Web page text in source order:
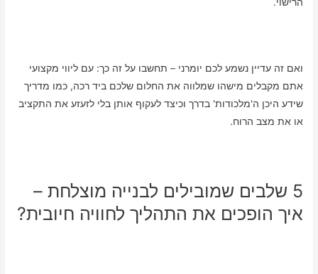
ואם זה עדיין נשמע לכם יומרני – תחשבו על זה כך: עם ליווי מקצועי
אתם מקבלים מישהו שמלווה את החלום שלכם ביד רכה, כמו מדריך
שידע היכן ה'מלכודות' בדרך וכיצד לעקוף אותן בלי לזעזע את התקציב
או את מצב הרוח.
5 שלבים שמובילים לבנייה מוצלחת –
איך הופכים את התהליך לחוויה חיובית?